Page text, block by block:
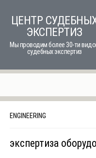
ЦЕНТР
ЭКСПЕРТИЗ
Мы проводим более 30-ти
судебных экспертиз
ENGINEERING
экспертиза